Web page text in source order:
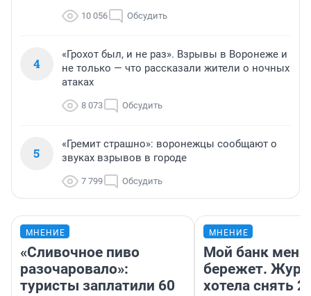
10 056 Обсудить
4
«Грохот был, и не раз». Взрывы в Воронеже и
не только — что рассказали жители о ночных
атаках
8 073 Обсудить
5
«Гремит страшно»: воронежцы сообщают о
звуках взрывов в городе
7 799 Обсудить
МНЕНИЕ
«Сливочное пиво
разочаровало»:
туристы заплатили 60
МНЕНИЕ
Мой банк меня
бережет.
хотела снять